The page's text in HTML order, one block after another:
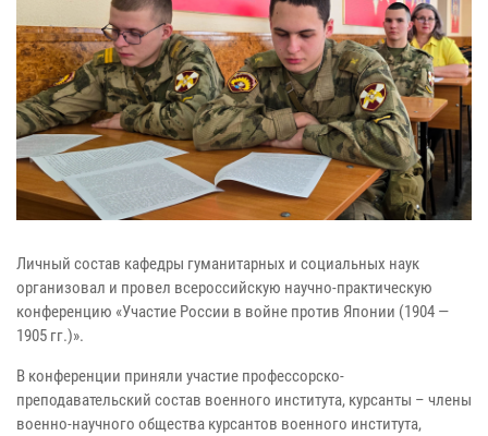
Личный состав кафедры гуманитарных и социальных наук
организовал и провел всероссийскую научно-практическую
конференцию «Участие России в войне против Японии (1904 —
1905 гг.)».
В конференции приняли участие профессорско-
преподавательский состав военного института, курсанты – члены
военно-научного общества курсантов военного института,